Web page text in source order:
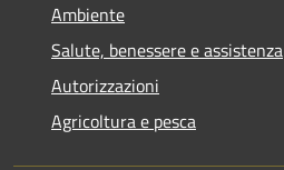
Ambiente
Salute, benessere e assistenza
Autorizzazioni
Agricoltura e pesca